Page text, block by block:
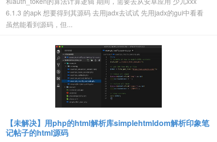
6.1.3 的apk 想要得到其源码 去用jadx去试试 先用jadx的gui中看看
虽然能看到源码，但...
【未解决】用php的html解析库simplehtmldom解析印象笔
记帖子的html源码